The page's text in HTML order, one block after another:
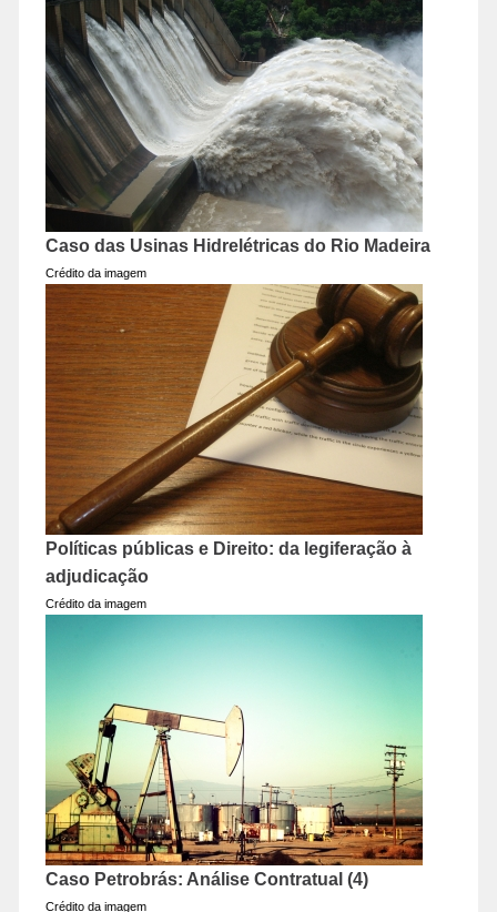
Caso das Usinas Hidrelétricas do Rio Madeira
Crédito da imagem
Políticas públicas e Direito: da legiferação à
adjudicação
Crédito da imagem
Caso Petrobrás: Análise Contratual (4)
Crédito da imagem